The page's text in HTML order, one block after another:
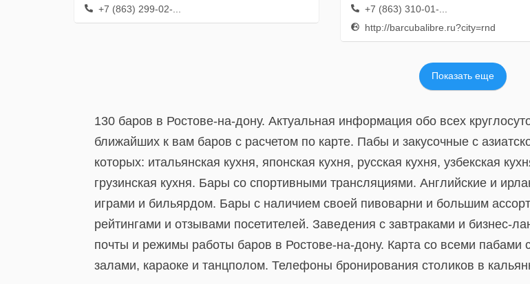
+7 (863) 299-02-...
+7 (863) 310-01-...
http://barcubalibre.ru?city=rnd
Показать еще
130 баров в Ростове-на-дону. Актуальная информация обо всех
ближайших к вам баров с расчетом по карте. Пабы и закусочные с
которых: итальянская кухня, японская кухня, русская кухня, узбекская
грузинская кухня. Бары со спортивными трансляциями. Английские и
играми и бильярдом. Бары с наличием своей пивоварни и большим
рейтингами и отзывами посетителей. Заведения с завтраками и бизнес-
почты и режимы работы баров в Ростове-на-дону. Карта со всеми пабами
залами, караоке и танцполом. Телефоны бронирования столиков в